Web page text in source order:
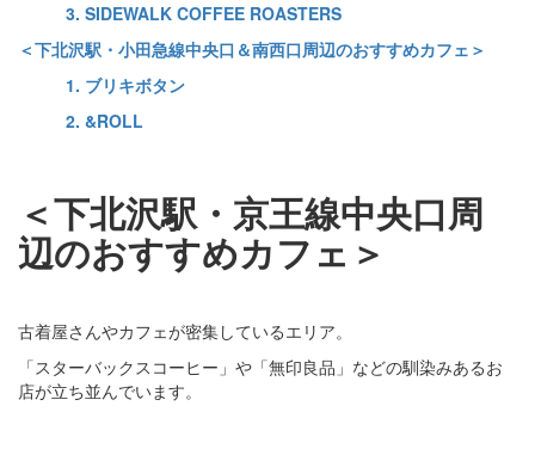
3. SIDEWALK COFFEE ROASTERS
＜下北沢駅・小田急線中央口＆南西口周辺のおすすめカフェ＞
1. ブリキボタン
2. &ROLL
＜下北沢駅・京王線中央口周
辺のおすすめカフェ＞
古着屋さんやカフェが密集しているエリア。
「スターバックスコーヒー」や「無印良品」などの馴染みあるお
店が立ち並んでいます。